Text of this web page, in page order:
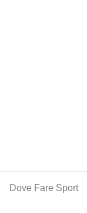
Dove Fare Sport